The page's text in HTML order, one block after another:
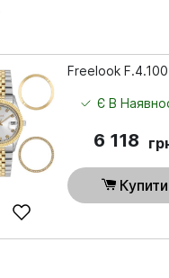
Freelook
Є В
6 118
Купити